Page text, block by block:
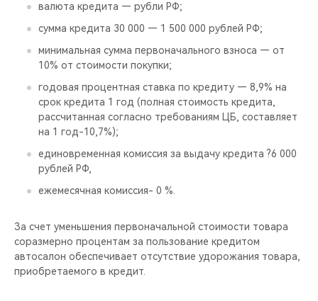
валюта кредита — рубли РФ;
сумма кредита 30 000 — 1 500 000 рублей РФ;
минимальная сумма первоначального взноса — от
10% от стоимости покупки;
годовая процентная ставка по кредиту — 8,9% на
срок кредита 1 год (полная стоимость кредита,
рассчитанная согласно требованиям ЦБ, составляет
на 1 год-10,7%);
единовременная комиссия за выдачу кредита ?6 000
рублей РФ,
ежемесячная комиссия- 0 %.
За счет уменьшения первоначальной стоимости товара
соразмерно процентам за пользование кредитом
автосалон обеспечивает отсутствие удорожания товара,
приобретаемого в кредит.